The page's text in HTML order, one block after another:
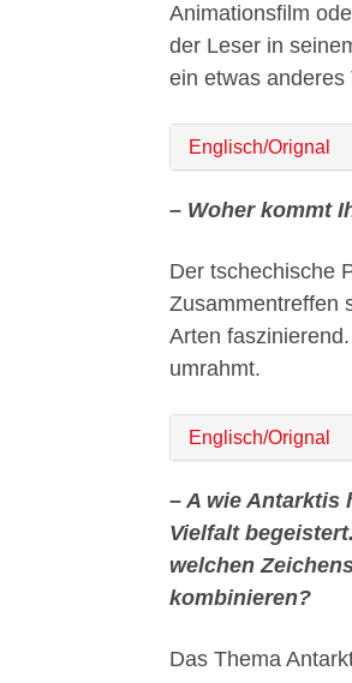
Animationsfilm
der Leser in
ein etwas anderes
Englisch/Orignal
– Woher kommt
Der tschechische
Zusammentreffen
Arten
umrahmt.
Englisch/Orignal
– A wie Antarktis
Vielfalt
welchen
kombinieren?
Das Thema